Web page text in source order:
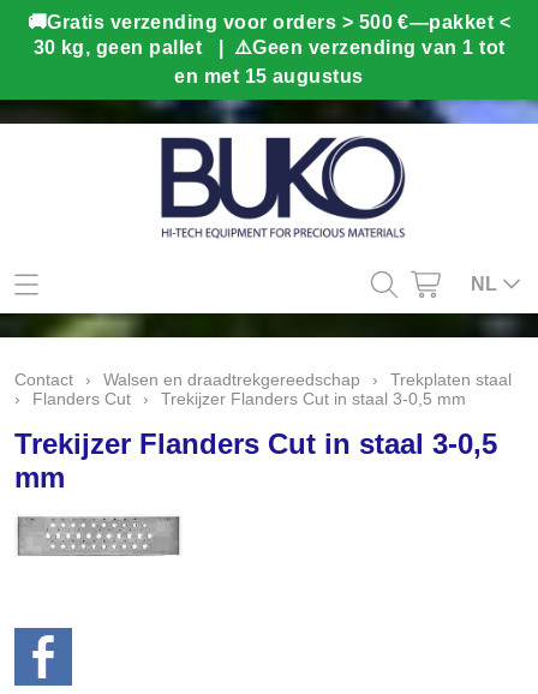
Mijn account
Contact
Info
Webshop
Kado tips
3D Prototyping & Software
Home
NL
Contact › Walsen en draadtrekgereedschap ›
Trekplaten staal
›
Flanders Cut › Trekijzer Flanders Cut in staal 3-0,5 mm
Trekijzer Flanders Cut in staal 3-0,5
mm